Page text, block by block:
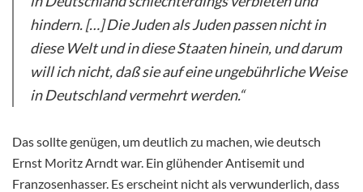
hindern. […] Die Juden als Juden passen nicht in
diese Welt und in diese Staaten hinein, und darum
will ich nicht, daß sie auf eine ungebührliche Weise
in Deutschland vermehrt werden.“
Das sollte genügen, um deutlich zu machen, wie deutsch
Ernst Moritz Arndt war. Ein glühender Antisemit und
Franzosenhasser. Es erscheint nicht als verwunderlich, dass